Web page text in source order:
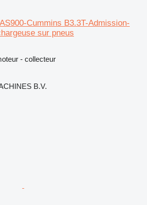
Cummins B3.3T-Admission-
sur pneus
- collecteur
B.V.